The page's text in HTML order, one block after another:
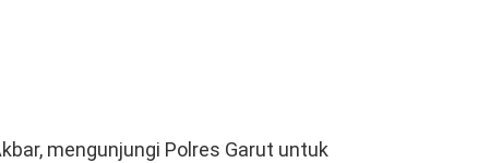
mengunjungi Polres Garut untuk